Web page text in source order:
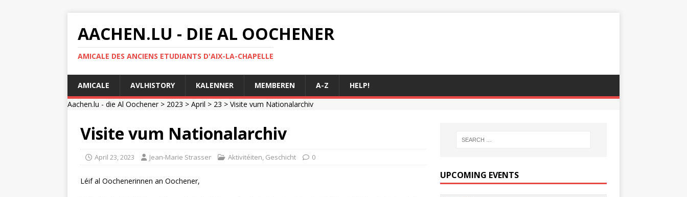
AACHEN.LU - DIE AL OOCHENER
AMICALE DES ANCIENS ETUDIANTS D'AIX-LA-CHAPELLE
AMICALE AVLHISTORY KALENNER MEMBEREN A-Z
HELP!
Aachen.lu - die Al Oochener> 2023 > April > 23 > Visite vum Nationalarchiv
Visite vum Nationalarchiv
April 23, 2023 Jean-Marie Strasser Aktivitéiten, Geschicht 0
Léif al Oochenerinnen an Oochener,
UPCOMING EVENTS